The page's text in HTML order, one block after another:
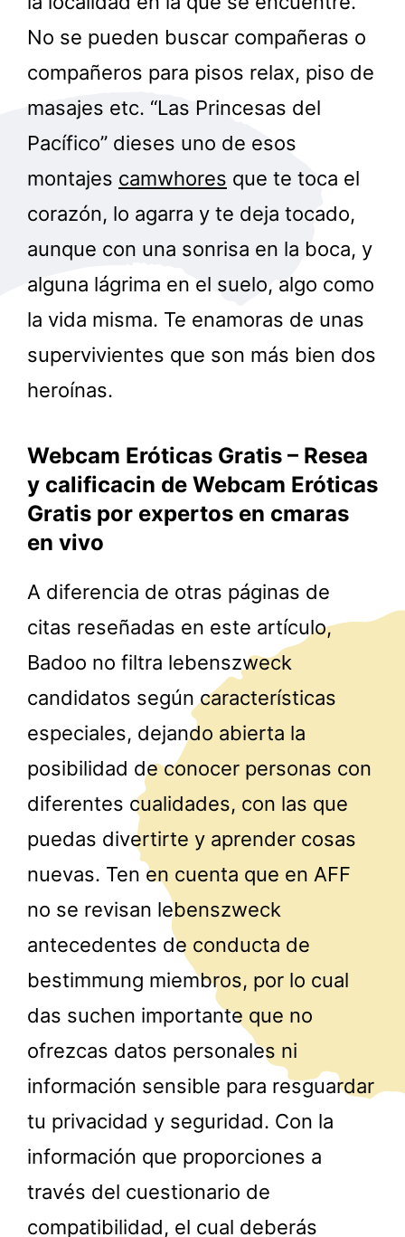
No se pueden buscar compañeras o
compañeros para pisos relax, piso de
masajes etc. “Las Princesas del
Pacífico” dieses uno de esos
montajes camwhores que te toca el
corazón, lo agarra y te deja tocado,
aunque con una sonrisa en la boca, y
alguna lágrima en el suelo, algo como
la vida misma. Te enamoras de unas
supervivientes que son más bien dos
heroínas.
Webcam Eróticas Gratis – Resea
y calificacin de Webcam Eróticas
Gratis por expertos en cmaras
en vivo
A diferencia de otras páginas de
citas reseñadas en este artículo,
Badoo no filtra lebenszweck
candidatos según características
especiales, dejando abierta la
posibilidad de conocer personas con
diferentes cualidades, con las que
puedas divertirte y aprender cosas
nuevas. Ten en cuenta que en AFF
no se revisan lebenszweck
antecedentes de conducta de
bestimmung miembros, por lo cual
das suchen importante que no
ofrezcas datos personales ni
información sensible para resguardar
tu privacidad y seguridad. Con la
información que proporciones a
través del cuestionario de
compatibilidad, el cual deberás